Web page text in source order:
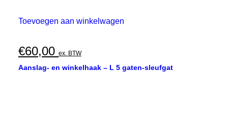
Toevoegen aan winkelwagen
€60,00 ex. BTW
Aanslag- en winkelhaak – L 5 gaten-sleufgat